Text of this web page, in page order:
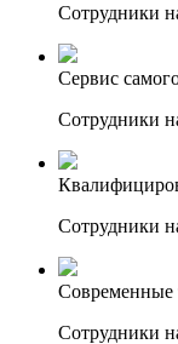
Сотрудники
Сервис
Сотрудники
Сотрудники
Современные
Сотрудники